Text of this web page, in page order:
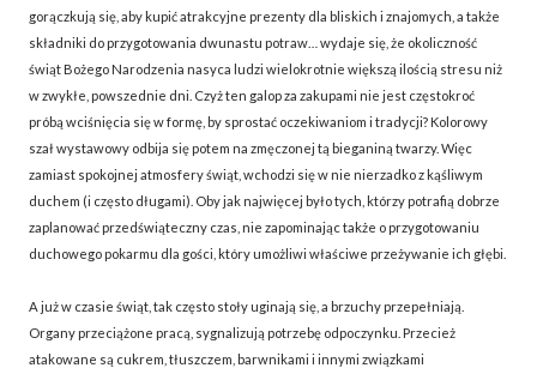
gorączkują się, aby kupić atrakcyjne prezenty dla bliskich i znajomych, a także
składniki do przygotowania dwunastu potraw… wydaje się, że okoliczność
świąt Bożego Narodzenia nasyca ludzi wielokrotnie większą ilością stresu niż
w zwykłe, powszednie dni. Czyż ten galop za zakupami nie jest częstokroć
próbą wciśnięcia się w formę, by sprostać oczekiwaniom i tradycji? Kolorowy
szał wystawowy odbija się potem na zmęczonej tą bieganiną twarzy. Więc
zamiast spokojnej atmosfery świąt, wchodzi się w nie nierzadko z kąśliwym
duchem (i często długami). Oby jak najwięcej było tych, którzy potrafią dobrze
zaplanować przedświąteczny czas, nie zapominając także o przygotowaniu
duchowego pokarmu dla gości, który umożliwi właściwe przeżywanie ich głębi.
A już w czasie świąt, tak często stoły uginają się, a brzuchy przepełniają.
Organy przeciążone pracą, sygnalizują potrzebę odpoczynku. Przecież
atakowane są cukrem, tłuszczem, barwnikami i innymi związkami